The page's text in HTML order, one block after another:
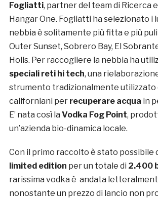
Fogliatti, partner del team di Ricerca
Hangar One. Fogliatti ha selezionato i
nebbia è solitamente più fitta e più
Outer Sunset, Sobrero Bay, El
Holls. Per raccogliere la nebbia ha
speciali reti hi tech, una
strumento tradizionalmente utilizzato
californiani per recuperare acqua in
E’ nata così la Vodka Fog Point,
un’azienda bio-dinamica locale.
Con il primo raccolto è stato possibile
limited edition per un totale di 2.400
rarissima vodka è andata
nonostante un prezzo di lancio non